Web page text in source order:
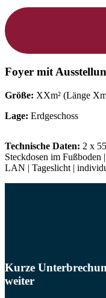
Foyer mit
Größe: XXm² (Länge
Lage: Erdgeschoss
Technische Daten: 2 x
Steckdosen im
LAN | Tageslicht |
Kurze
weiter